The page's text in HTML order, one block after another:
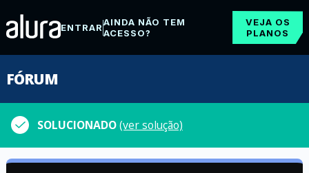
ENTRARAINDA NÃO TEM
ACESSO?
VEJA OS
PLANOS
FÓRUM
SOLUCIONADO(ver solução)